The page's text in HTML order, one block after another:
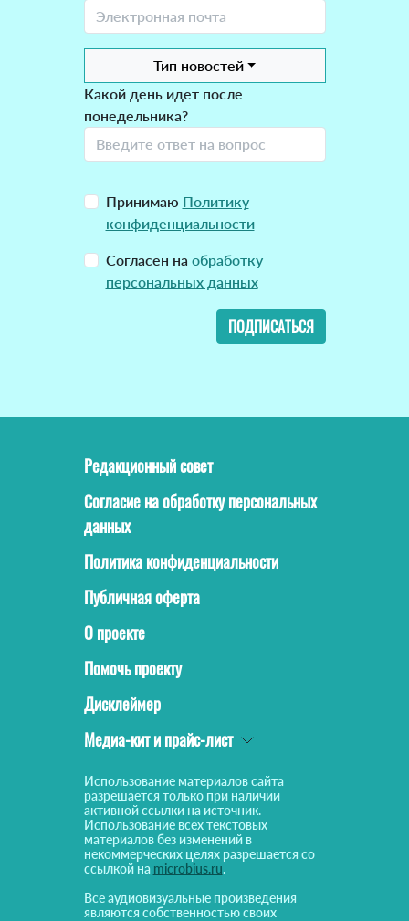
Тип новостей
Какой день идет после
понедельника?
Принимаю Политику
конфиденциальности
Согласен на обработку
персональных данных
ПОДПИСАТЬСЯ
Редакционный совет
Согласие на обработку персональных
данных
Политика конфиденциальности
Публичная оферта
О проекте
Помочь проекту
Дисклеймер
Медиа-кит и прайс-лист
Использование материалов сайта
разрешается только при наличии
активной ссылки на источник.
Использование всех текстовых
материалов без изменений в
некоммерческих целях разрешается со
ссылкой на microbius.ru.
Все аудиовизуальные произведения
являются собственностью своих